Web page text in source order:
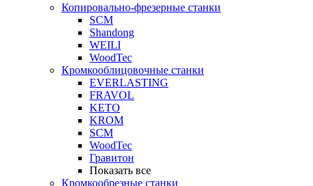
Копировально-фрезерные станки
SCM
Shandong
WEILI
WoodTec
Кромкооблицовочные станки
EVERLASTING
FRAVOL
KETO
KROM
SCM
WoodTec
Гравитон
Показать все
Кромкообрезные станки